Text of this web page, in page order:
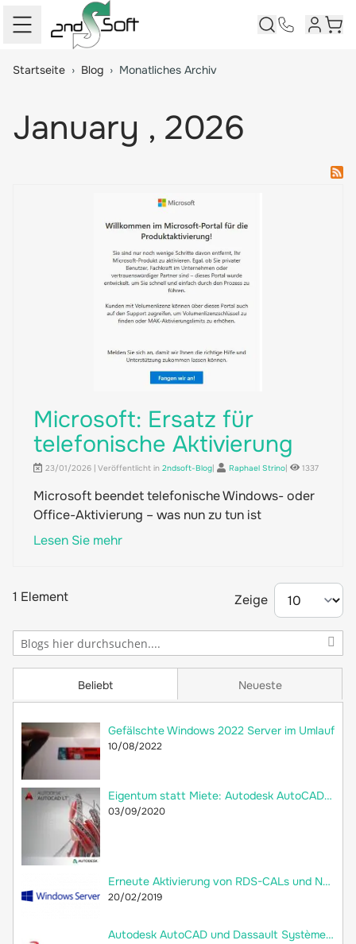
Startseite › Blog › Monatliches Archiv
January , 2026
Beliebt
Gefälschte Windows 2022 Server im Umlauf
10/08/2022
Eigentum statt Miete: Autodesk AutoCAD LT 2018 jetzt als Dauerlizenz bei 2ndsoft kaufen!
03/09/2020
Erneute Aktivierung von RDS-CALs und Neuerstellung der Remotedesktop-Lizenzdatenbank
20/02/2019
Autodesk AutoCAD und Dassault Systèmes SolidWorks: Welche Unterschiede gibt es?
Neueste
Microsoft: Ersatz für
telefonische Aktivierung
23/01/2026 | Veröffentlicht in 2ndsoft-Blog| Raphael Strino| 1337
Microsoft beendet telefonische Windows- oder
Office-Aktivierung – was nun zu tun ist
Lesen Sie mehr
1 Element Zeige